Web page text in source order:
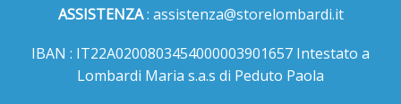
ASSISTENZA: assistenza@storelombardi.it
IBAN : IT22A0200803454000003901657 Intestato a
Lombardi Maria s.a.s di Peduto Paola